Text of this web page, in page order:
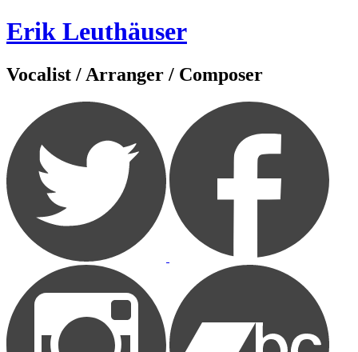
Zum
Inhalt
Erik Leuthäuser
Vocalist / Arranger / Composer